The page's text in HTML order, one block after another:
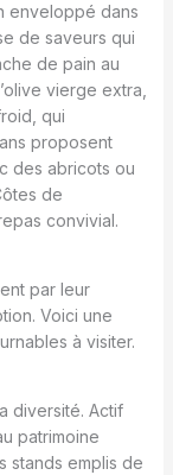
enveloppé dans
de saveurs qui
de pain au
vierge extra,
qui
proposent
des abricots ou
de
convivial.
par leur
Voici une
à visiter.
diversité. Actif
patrimoine
stands emplis de